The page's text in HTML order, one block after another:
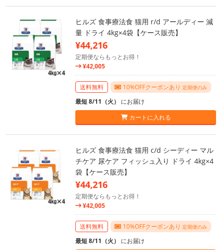
ヒルズ 食事療法食 猫用 r/d アールディー 減
量 ドライ 4kg×4袋【ケース販売】
¥44,216
定期便ならもっとお得！
¥42,005
送料無料 10%OFFクーポンあり 定期便のみ
最短 8/11（火） にお届け
カートに入れる
ヒルズ 食事療法食 猫用 c/d シーディー マル
チケア 尿ケア フィッシュ入り ドライ 4kg×4
袋【ケース販売】
¥44,216
定期便ならもっとお得！
¥42,005
送料無料 10%OFFクーポンあり 定期便のみ
最短 8/11（火） にお届け